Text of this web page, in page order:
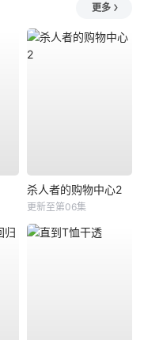
更多
杀人者的购物中心2
更新至第06集